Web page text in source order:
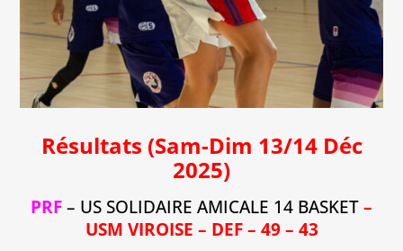
Résultats (Sam-Dim 13/14 Déc
2025)
PRF – US SOLIDAIRE AMICALE 14 BASKET –
USM VIROISE – DEF – 49 – 43